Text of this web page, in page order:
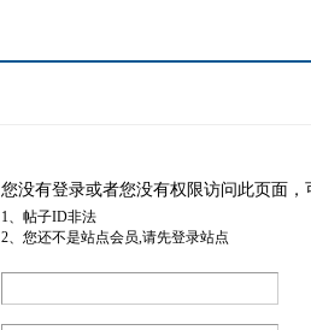
您没有登录或者您没有权限访问此页面
1、帖子ID非法
2、您还不是站点会员,请先登录站点